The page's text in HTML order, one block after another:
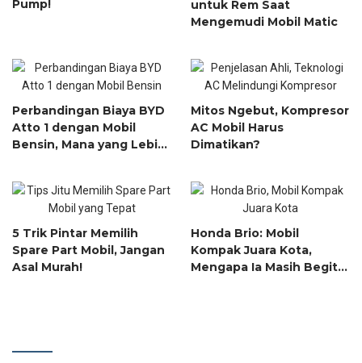
Pump!
untuk Rem Saat
Mengemudi Mobil Matic
Perbandingan Biaya BYD
Atto 1 dengan Mobil
Bensin, Mana yang Lebih
Mitos Ngebut, Kompresor
AC Mobil Harus
Dimatikan?
5 Trik Pintar Memilih
Spare Part Mobil, Jangan
Asal Murah!
Honda Brio: Mobil
Kompak Juara Kota,
Mengapa Ia Masih Begitu